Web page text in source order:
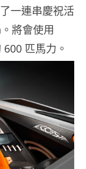
一連串慶祝活
將會使用
匹馬力。